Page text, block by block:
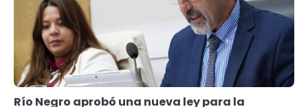
Río Negro aprobó una nueva ley para la